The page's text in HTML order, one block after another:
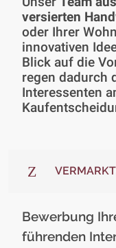
versierten
oder Ihrer
innovativen
Blick auf die
regen dadurch
Interessenten
Bewerbung
führenden